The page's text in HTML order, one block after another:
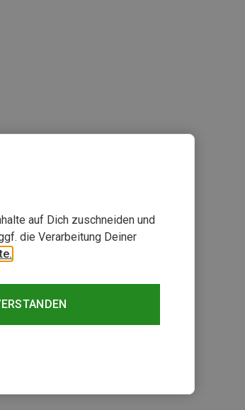
auf Dich zuschneiden und
die Verarbeitung Deiner